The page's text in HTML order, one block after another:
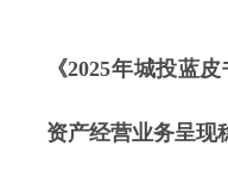
《2025年城投蓝
资产经营业务呈现